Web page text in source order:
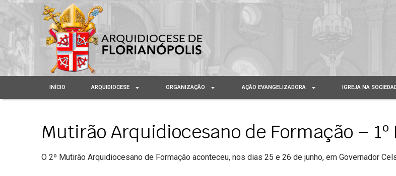
INÍCIO ARQUIDIOCESE ORGANIZAÇÃO AÇÃO EVANGELIZADORA IGREJA NA
Mutirão Arquidiocesano de Formação – 1º
O 2º Mutirão Arquidiocesano de Formação aconteceu, nos dias 25 e 26 de junho, em Governador